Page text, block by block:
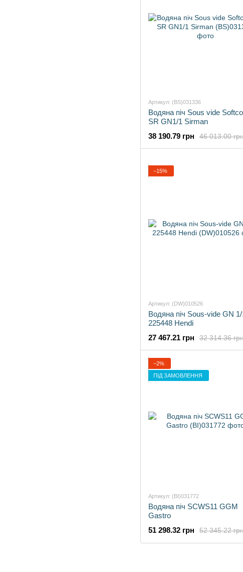
Артикул: (BS)031336
Водяна піч Sous vide
SR GN1/1 Sirman
46 013.00
38 190.79 грн
−15%
Артикул: (DW)010526
Водяна піч Sous-vide GN 1/
225448 Hendi
32 314.36
27 467.21 грн
−2%
ПІД ЗАМОВЛЕННЯ
Артикул: (BI)031772
Водяна піч SCWS11 GGM
Gastro
52 345.22
51 298.32 грн